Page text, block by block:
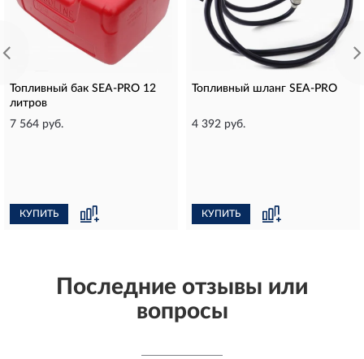
Топливный бак SEA-PRO 12
литров
7 564 руб.
КУПИТЬ
Топливный шланг SEA-PRO
4 392 руб.
КУПИТЬ
Последние отзывы или
вопросы